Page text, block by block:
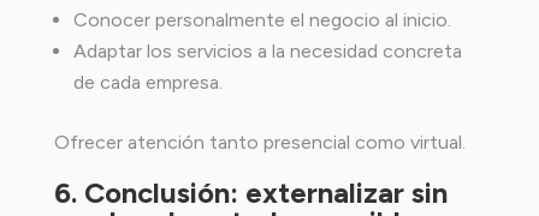
Conocer personalmente el negocio al inicio.
Adaptar los servicios a la necesidad concreta
de cada empresa.
Ofrecer atención tanto presencial como virtual.
6. Conclusión: externalizar sin